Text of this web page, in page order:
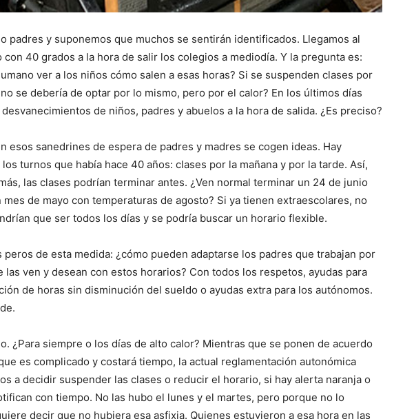
padres y suponemos que muchos se sentirán identificados. Llegamos al
40 grados a la hora de salir los colegios a mediodía. Y la pregunta es:
ver a los niños cómo salen a esas horas? Si se suspenden clases por
se debería de optar por lo mismo, pero por el calor? En los últimos días
de niños, padres y abuelos a la hora de salida. ¿Es preciso?
esos sanedrines de espera de padres y madres se cogen ideas. Hay
turnos que había hace 40 años: clases por la mañana y por la tarde. Así,
las clases podrían terminar antes. ¿Ven normal terminar un 24 de junio
mes de mayo con temperaturas de agosto? Si ya tienen extraescolares, no
que ser todos los días y se podría buscar un horario flexible.
de esta medida: ¿cómo pueden adaptarse los padres que trabajan por
las ven y desean con estos horarios? Con todos los respetos, ayudas para
de horas sin disminución del sueldo o ayudas extra para los autónomos.
¿Para siempre o los días de alto calor? Mientras que se ponen de acuerdo
es complicado y costará tiempo, la actual reglamentación autonómica
a decidir suspender las clases o reducir el horario, si hay alerta naranja o
con tiempo. No las hubo el lunes y el martes, pero porque no lo
decir que no hubiera esa asfixia. Quienes estuvieron a esa hora en las